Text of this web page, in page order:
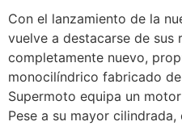
Con el lanzamiento de la
vuelve a destacarse de sus
completamente nuevo,
monocilíndrico fabricado
Supermoto equipa un
Pese a su mayor